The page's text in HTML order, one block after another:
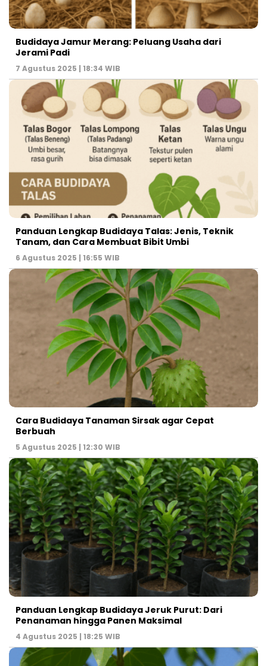
Budidaya Jamur Merang: Peluang Usaha dari
Jerami Padi
7 Agustus 2025 | 18:34 WIB
Panduan Lengkap Budidaya Talas: Jenis, Teknik
Tanam, dan Cara Membuat Bibit Umbi
6 Agustus 2025 | 16:55 WIB
Cara Budidaya Tanaman Sirsak agar Cepat
Berbuah
5 Agustus 2025 | 12:30 WIB
Panduan Lengkap Budidaya Jeruk Purut: Dari
Penanaman hingga Panen Maksimal
4 Agustus 2025 | 18:25 WIB